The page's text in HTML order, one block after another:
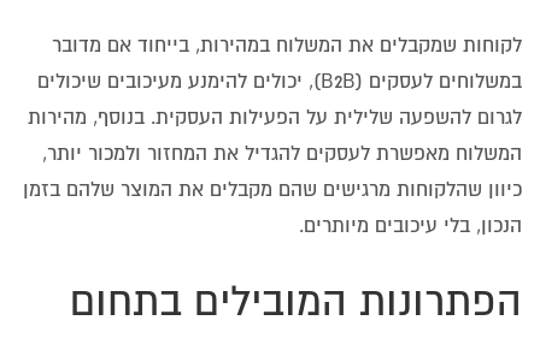
לקוחות שמקבלים את המשלוח במהירות, בייחוד אם מדובר
במשלוחים לעסקים (B2B), יכולים להימנע מעיכובים שיכולים
לגרום להשפעה שלילית על הפעילות העסקית. בנוסף, מהירות
המשלוח מאפשרת לעסקים להגדיל את המחזור ולמכור יותר,
כיוון שהלקוחות מרגישים שהם מקבלים את המוצר שלהם בזמן
הנכון, בלי עיכובים מיותרים.
הפתרונות המובילים בתחום